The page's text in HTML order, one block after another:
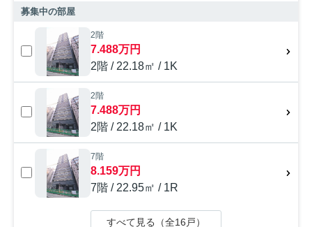
募集中の部屋
2階
7.488万円
2階 / 22.18㎡ / 1K
2階
7.488万円
2階 / 22.18㎡ / 1K
7階
8.159万円
7階 / 22.95㎡ / 1R
すべて見る（全16戸）